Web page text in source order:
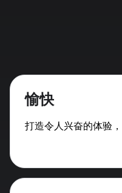
愉快
打造令人兴奋的体验